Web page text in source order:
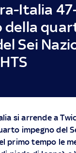
Italia
Sei
si arrende a
impegno del
primo tempo le